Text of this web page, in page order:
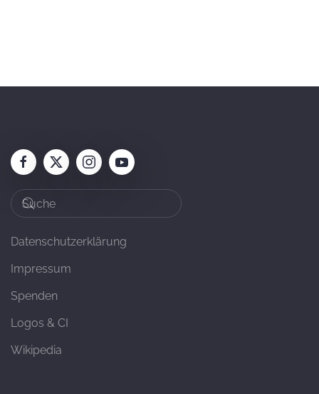
Datenschutzerklärung
Impressum
Spenden
Logos & CI
Wikipedia